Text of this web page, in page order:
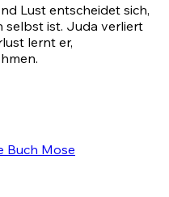
Lust entscheidet sich,
selbst ist. Juda verliert
lernt er,
Buch Mose